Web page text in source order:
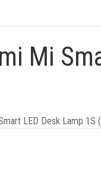
Mi
LED Desk Lamp 1S